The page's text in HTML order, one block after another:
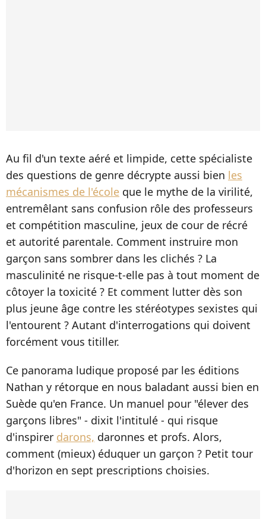
Au fil d'un texte aéré et limpide, cette spécialiste
des questions de genre décrypte aussi bien les
mécanismes de l'école que le mythe de la virilité,
entremêlant sans confusion rôle des professeurs
et compétition masculine, jeux de cour de récré
et autorité parentale. Comment instruire mon
garçon sans sombrer dans les clichés ? La
masculinité ne risque-t-elle pas à tout moment de
côtoyer la toxicité ? Et comment lutter dès son
plus jeune âge contre les stéréotypes sexistes qui
l'entourent ? Autant d'interrogations qui doivent
forcément vous titiller.
Ce panorama ludique proposé par les éditions
Nathan y rétorque en nous baladant aussi bien en
Suède qu'en France. Un manuel pour "élever des
garçons libres" - dixit l'intitulé - qui risque
d'inspirer darons, daronnes et profs. Alors,
comment (mieux) éduquer un garçon ? Petit tour
d'horizon en sept prescriptions choisies.